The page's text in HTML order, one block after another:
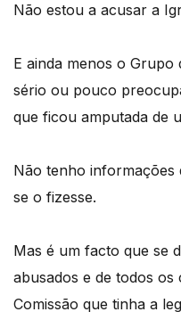
Não estou a acusar a
E ainda menos o
sério ou pouco
que ficou amputada de
Não tenho informações
se o fizesse.
Mas é um facto que se
abusados e de todos
Comissão que tinha a